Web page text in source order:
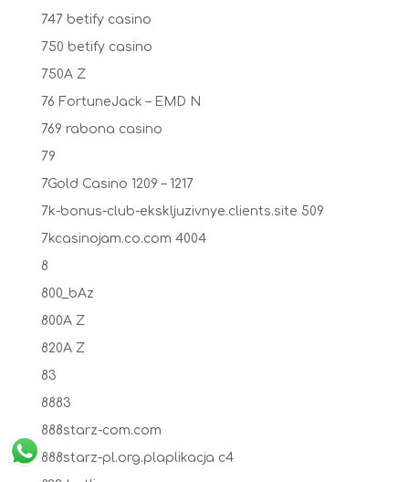
747 betify casino
750 betify casino
750A Z
76 FortuneJack – EMD N
769 rabona casino
79
7Gold Casino 1209 – 1217
7k-bonus-club-ekskljuzivnye.clients.site 509
7kcasinojam.co.com 4004
8
800_bAz
800A Z
820A Z
83
8883
888starz-com.com
888starz-pl.org.plaplikacja c4